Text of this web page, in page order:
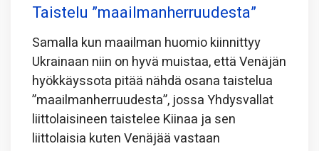
Taistelu ”maailmanherruudesta”
Samalla kun maailman huomio kiinnittyy
Ukrainaan niin on hyvä muistaa, että Venäjän
hyökkäyssota pitää nähdä osana taistelua
”maailmanherruudesta”, jossa Yhdysvallat
liittolaisineen taistelee Kiinaa ja sen
liittolaisia kuten Venäjää vastaan